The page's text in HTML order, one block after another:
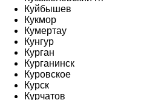
Куйбышев
Кукмор
Кумертау
Кунгур
Курган
Курганинск
Куровское
Курск
Курчатов